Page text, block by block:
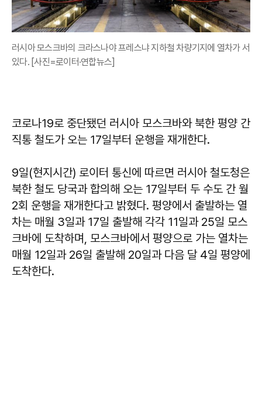
러시아 모스크바의 크라스나야 프레스냐 지하철 차량기지에 열차가 서
있다. [사진=로이터·연합뉴스]
코로나19로 중단됐던 러시아 모스크바와 북한 평양 간
직통 철도가 오는 17일부터 운행을 재개한다.
9일(현지시간) 로이터 통신에 따르면 러시아 철도청은
북한 철도 당국과 합의해 오는 17일부터 두 수도 간 월
2회 운행을 재개한다고 밝혔다. 평양에서 출발하는 열
차는 매월 3일과 17일 출발해 각각 11일과 25일 모스
크바에 도착하며, 모스크바에서 평양으로 가는 열차는
매월 12일과 26일 출발해 20일과 다음 달 4일 평양에
도착한다.